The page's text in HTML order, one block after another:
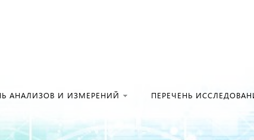
АНАЛИЗОВ И ИЗМЕРЕНИЙ ПЕРЕЧЕНЬ